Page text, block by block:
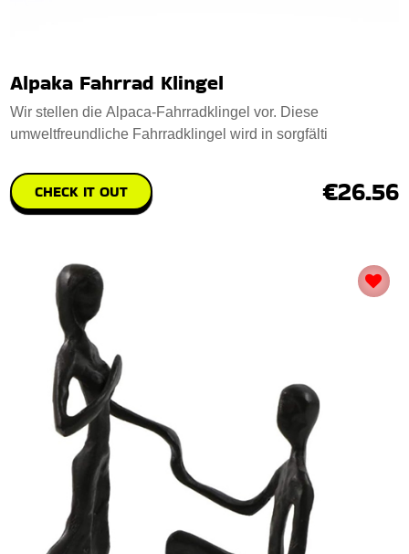
Alpaka Fahrrad Klingel
Wir stellen die Alpaca-Fahrradklingel vor. Diese
umweltfreundliche Fahrradklingel wird in sorgfälti
CHECK IT OUT €26.56